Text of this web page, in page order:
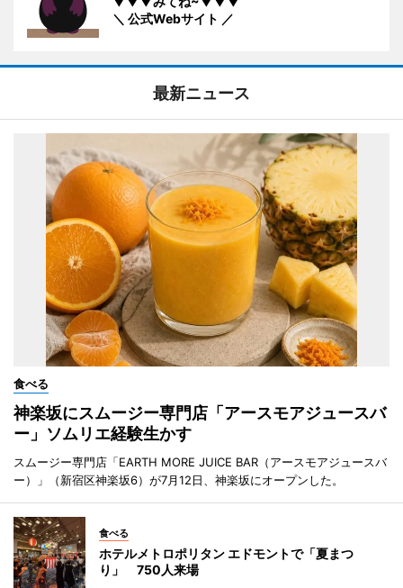
＼ 公式Webサイト ／
最新ニュース
食べる
神楽坂にスムージー専門店「アースモアジュースバ
ー」ソムリエ経験生かす
スムージー専門店「EARTH MORE JUICE BAR（アースモアジュースバ
ー）」（新宿区神楽坂6）が7月12日、神楽坂にオープンした。
食べる
ホテルメトロポリタン エドモントで「夏まつ
り」 750人来場